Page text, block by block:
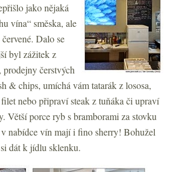
jako nějaká
vína“ směska, ale
Dalo se
byl zážitek z
čerstvých
& chips, umíchá vám tatarák z lososa,
nebo připraví steak z tuňáka či upraví
Větší porce ryb s bramborami za stovku
nabídce vín mají i fino sherry! Bohužel
dát k jídlu sklenku.